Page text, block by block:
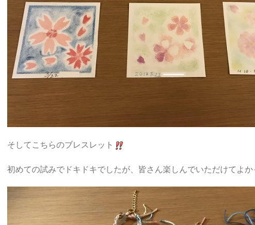
そしてこちらのブレスレット
初めての試みでドキドキでしたが、皆さん楽しんでいただけてよ